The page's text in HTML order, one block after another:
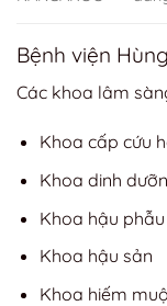
Bệnh viện
Các khoa lâm
Khoa cấp cứu
Khoa dinh
Khoa hậu phẫu
Khoa hậu sản
Khoa hiếm